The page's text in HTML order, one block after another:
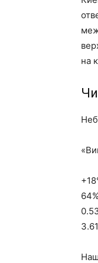
на
3.61